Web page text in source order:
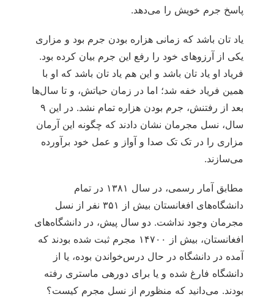
پاسخ جرم خویش را می‌‏دهد.
یاد تان باشد که زمانی هزاره بودن جرم بود و مزاری
یکی از آرزوهای خود را رفع این جرم بیان کرده بود.
فریاد او یاد تان باشد و این هم یاد تان باشد که او با
همین فریاد خفه شد؛ اما در زمان حیاتش، و تا سال‌ها
بعد از رفتنش، جرم بودن هزاره تمام نشد. در این ۹
سال، نسل مجرمان نشان دادند که چگونه این آرمان
مزاری را در تک تک صدا و آواز و عمل خود برآورده
می‌‏سازند.
مطابق آمار رسمی، در سال ۱۳۸۱ در تمام
دانشگاه‏‌های افغانستان بیش از ۳۵۱ نفر از نسل
مجرمان وجود نداشت. دو سال پیش، در دانشگاه‏‌های
افغانستان، بیش از ۱۴۷۰۰ مجرم ثبت شده بودند که
آمده در دانشگاه در حال درس‌‏خواندن بوده، یا از
دانشگاه فارغ شده و یا برای دوره‏ی ماستری رفته
بودند. می‌دانید که منظورم از نسل مجرم کیست؟